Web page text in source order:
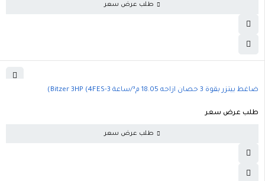
طلب عرض سعر
ضاغط بيتزر بقوة 3 حصان ازاحه 18.05 م³/ساعة Bitzer 3HP (4FES-3)
طلب عرض سعر
طلب عرض سعر